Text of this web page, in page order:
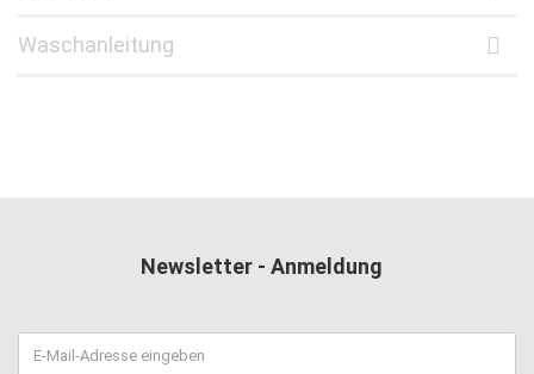
Waschanleitung
Newsletter - Anmeldung